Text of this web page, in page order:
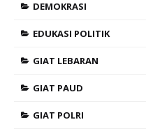
DEMOKRASI
EDUKASI POLITIK
GIAT LEBARAN
GIAT PAUD
GIAT POLRI